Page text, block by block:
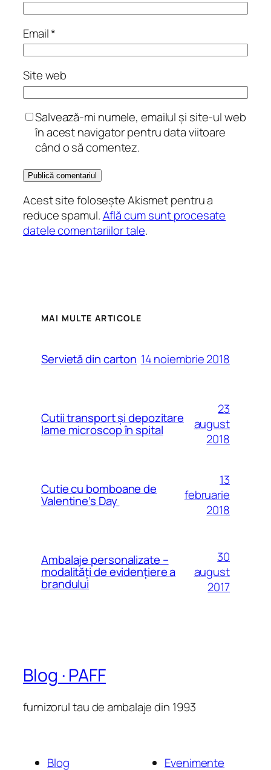
Email*
Site web
Salvează-mi numele, emailul și site-ul web
în acest navigator pentru data viitoare
când o să comentez.
Acest site folosește Akismet pentru a
reduce spamul.Află cum sunt procesate
datele comentariilor tale.
MAI MULTE ARTICOLE
Servietă din carton 14 noiembrie 2018
Cutii transport și depozitare
lame microscop în spital
23
august
2018
Cutie cu bomboane de
Valentine’s Day
13
februarie
2018
Ambalaje personalizate –
modalităţi de evidenţiere a
brandului
30
august
2017
Blog · PAFF
furnizorul tau de ambalaje din 1993
Blog Evenimente